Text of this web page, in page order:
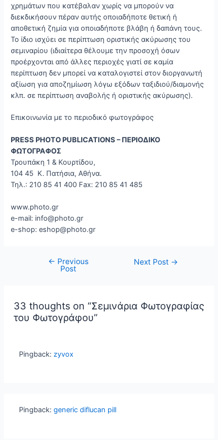
χρημάτων που κατέβαλαν χωρίς να μπορούν να
διεκδικήσουν πέραν αυτής οποιαδήποτε θετική ή
αποθετική ζημία για οποιαδήποτε βλάβη ή δαπάνη τους.
Το ίδιο ισχύει σε περίπτωση οριστικής ακύρωσης του
σεμιναρίου (ιδιαίτερα θέλουμε την προσοχή όσων
προέρχονται από άλλες περιοχές γιατί σε καμία
περίπτωση δεν μπορεί να καταλογιστεί στον διοργανωτή
αξίωση για αποζημίωση λόγω εξόδων ταξιδιού/διαμονής
κλπ. σε περίπτωση αναβολής ή οριστικής ακύρωσης).
Επικοινωνία με το περιοδικό φωτογράφος
PRESS PHOTO PUBLICATIONS – ΠΕΡΙΟΔΙΚΟ
ΦΩΤΟΓΡΑΦΟΣ
Τρουπάκη 1 & Κουρτίδου,
104 45 Κ. Πατήσια, Αθήνα.
Τηλ.: 210 85 41 400 Fax: 210 85 41 485
www.photo.gr
e-mail: info@photo.gr
e-shop: eshop@photo.gr
navigation
← Previous
Post
Next Post →
33 thoughts on “Σεμινάρια Φωτογραφίας
του Φωτογράφου”
Pingback:zyvox
Pingback:generic diflucan pill